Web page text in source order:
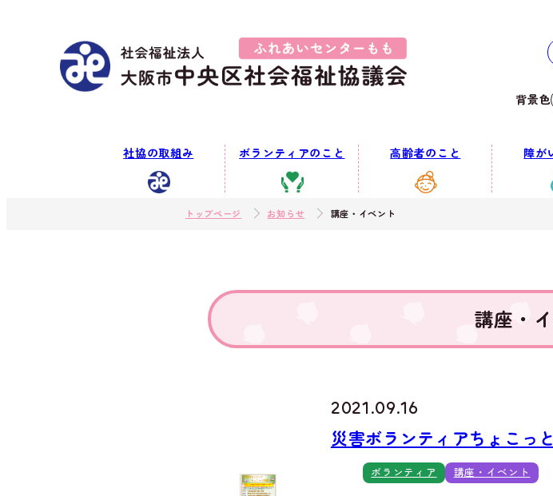
背景色
社協の取組み ボランティアのこと 高齢者のこと 障が
トップページ お知らせ 講座・イベント
講座・
2021.09.16
災害ボランティアちょこっ
ボランティア 講座・イベント